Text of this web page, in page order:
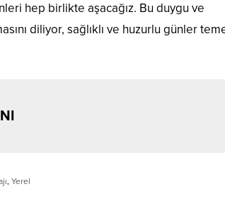
hep birlikte aşacağız. Bu duygu ve
diliyor, sağlıklı ve huzurlu günler
, Yerel